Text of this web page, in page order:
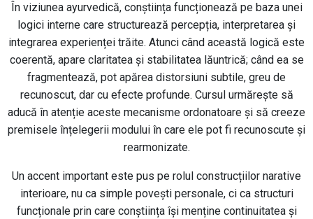
În viziunea ayurvedică, conștiința funcționează pe baza unei
logici interne care structurează percepția, interpretarea și
integrarea experienței trăite. Atunci când această logică este
coerentă, apare claritatea și stabilitatea lăuntrică; când ea se
fragmentează, pot apărea distorsiuni subtile, greu de
recunoscut, dar cu efecte profunde. Cursul urmărește să
aducă în atenție aceste mecanisme ordonatoare și să creeze
premisele înțelegerii modului în care ele pot fi recunoscute și
rearmonizate.
Un accent important este pus pe rolul construcțiilor narative
interioare, nu ca simple povești personale, ci ca structuri
funcționale prin care conștiința își menține continuitatea și